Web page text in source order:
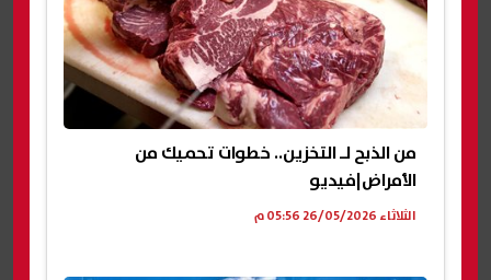
من الذبح لـ التخزين.. خطوات تحميك من
الأمراض|فيديو
الثلاثاء 26/05/2026 05:56 م